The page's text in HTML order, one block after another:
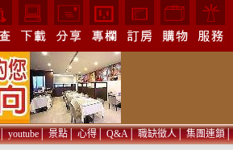
youtube│景點│心得│Q&A│職缺徵人│集團連鎖│